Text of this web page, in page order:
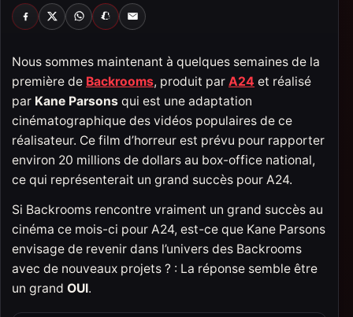
FACEBOOK
X WHATSAPP
SNAPCHAT
EMAIL
Nous sommes maintenant à quelques semaines de la
première de Backrooms, produit par A24 et réalisé
par Kane Parsons qui est une adaptation
cinématographique des vidéos populaires de ce
réalisateur. Ce film d’horreur est prévu pour rapporter
environ 20 millions de dollars au box-office national,
ce qui représenterait un grand succès pour A24.
Si Backrooms rencontre vraiment un grand succès au
cinéma ce mois-ci pour A24, est-ce que Kane Parsons
envisage de revenir dans l’univers des Backrooms
avec de nouveaux projets ? : La réponse semble être
un grand OUI.